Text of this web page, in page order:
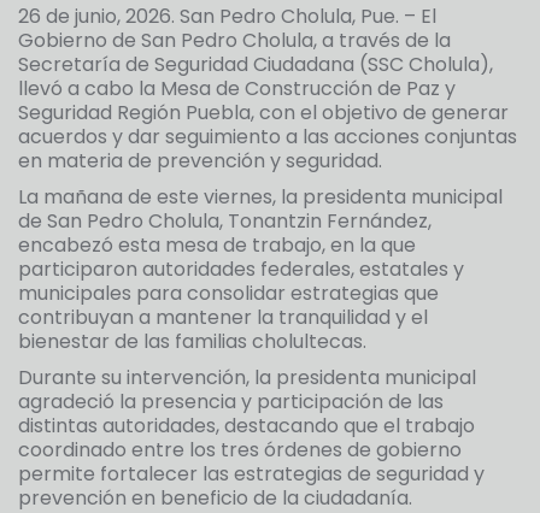
26 de junio, 2026. San Pedro Cholula, Pue. – El
Gobierno de San Pedro Cholula, a través de la
Secretaría de Seguridad Ciudadana (SSC Cholula),
llevó a cabo la Mesa de Construcción de Paz y
Seguridad Región Puebla, con el objetivo de generar
acuerdos y dar seguimiento a las acciones conjuntas
en materia de prevención y seguridad.
La mañana de este viernes, la presidenta municipal
de San Pedro Cholula, Tonantzin Fernández,
encabezó esta mesa de trabajo, en la que
participaron autoridades federales, estatales y
municipales para consolidar estrategias que
contribuyan a mantener la tranquilidad y el
bienestar de las familias cholultecas.
Durante su intervención, la presidenta municipal
agradeció la presencia y participación de las
distintas autoridades, destacando que el trabajo
coordinado entre los tres órdenes de gobierno
permite fortalecer las estrategias de seguridad y
prevención en beneficio de la ciudadanía.